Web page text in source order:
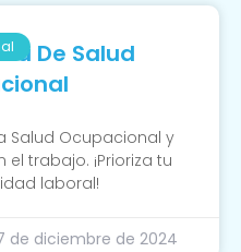
De Salud
Salud Ocupacional y
trabajo. ¡Prioriza tu
laboral!
de diciembre de 2024